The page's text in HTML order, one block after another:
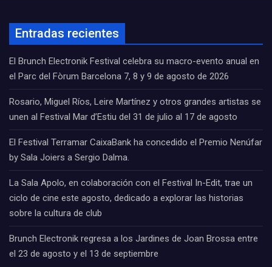
Entradas recientes
El Brunch Electronik Festival celebra su macro-evento anual en
el Parc del Fòrum Barcelona 7, 8 y 9 de agosto de 2026
Rosario, Miguel Ríos, Leire Martínez y otros grandes artistas se
unen al Festival Mar d’Estiu del 31 de julio al 17 de agosto
El Festival Terramar CaixaBank ha concedido el Premio Nenúfar
by Sala Joiers a Sergio Dalma.
La Sala Apolo, en colaboración con el Festival In-Edit, trae un
ciclo de cine este agosto, dedicado a explorar las historias
sobre la cultura de club
Brunch Electronik regresa a los Jardines de Joan Brossa entre
el 23 de agosto y el 13 de septiembre